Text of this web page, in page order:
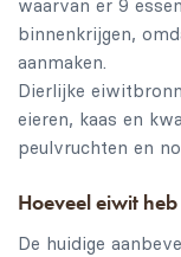
waarvan er 9
binnenkrijgen,
aanmaken.
Dierlijke
eieren, kaas en
peulvruchten en
Hoeveel eiwit
De huidige